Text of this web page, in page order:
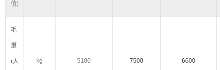
值)
毛
重
(大 kg 5100 7500 6600